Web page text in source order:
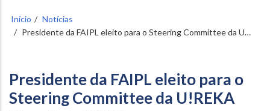
Início
Notícias
Presidente da FAIPL eleito para o Steering Committee da U…
Presidente da FAIPL eleito para o
Steering Committee da U!REKA